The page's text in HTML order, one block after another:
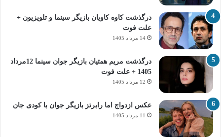
درگذشت کاوه کاویان بازیگر سینما و تلویزیون +
علت فوت
14 مرداد 1405
درگذشت مریم همتیان بازیگر جوان سینما 12مرداد
1405 + علت فوت
12 مرداد 1405
عکس ازدواج اما رابرتز بازیگر جوان با کودی جان
11 مرداد 1405